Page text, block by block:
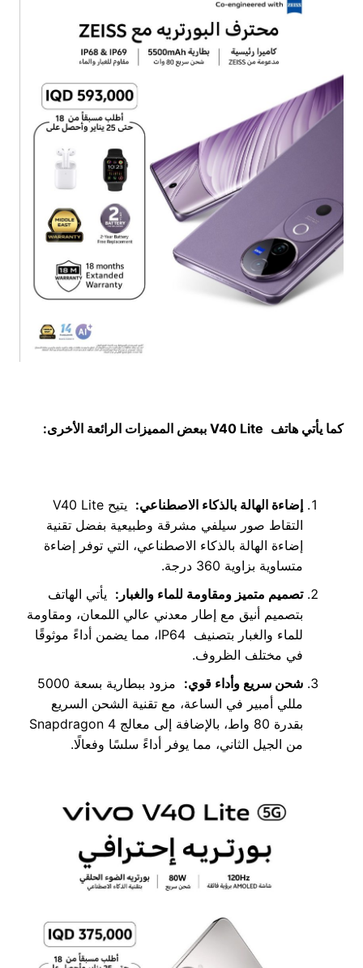
كما يأتي هاتف V40 Liteببعض المميزات الرائعة الأخرى:
إضاءة الهالة بالذكاء الاصطناعي:
يتيح V40 Lite
التقاط صور سيلفي مشرقة وطبيعية بفضل تقنية
إضاءة الهالة بالذكاء الاصطناعي، التي توفر إضاءة
متساوية بزاوية 360 درجة.
تصميم متميز ومقاومة للماء والغبار : يأتي الهاتف
بتصميم أنيق مع إطار معدني عالي اللمعان، ومقاومة
للماء والغبار بتصنيف IP64، مما يضمن أداءً موثوقًا
في مختلف الظروف.
شحن سريع وأداء قوي:
مزود ببطارية بسعة 5000
مللي أمبير في الساعة، مع تقنية الشحن السريع
بقدرة 80 واط، بالإضافة إلى معالج Snapdragon 4
من الجيل الثاني، مما يوفر أداءً سلسًا وفعالًا.